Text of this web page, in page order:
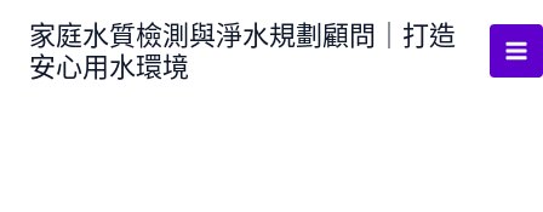
家庭水質檢測與淨水規劃顧問｜打造
安心用水環境